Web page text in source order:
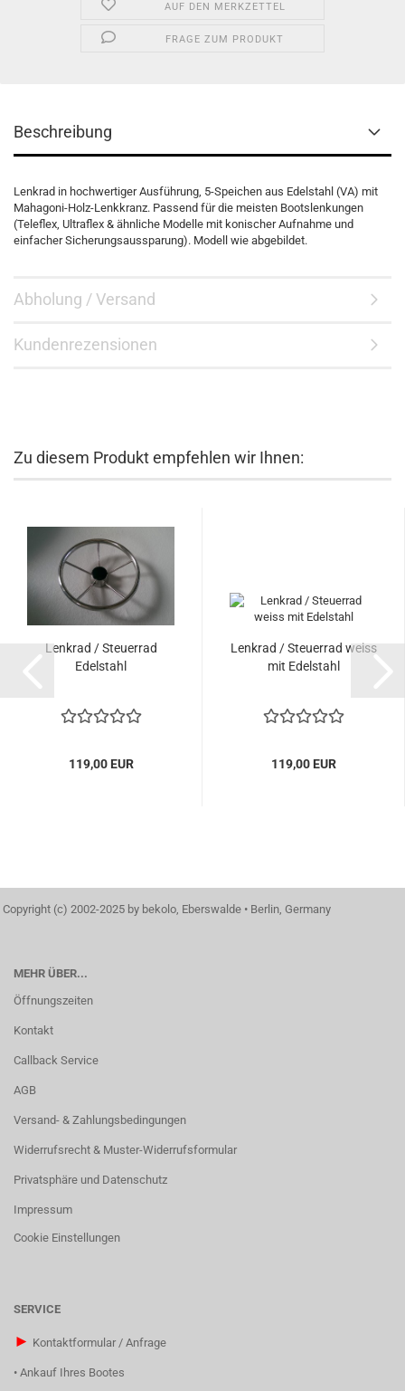
AUF DEN MERKZETTEL
FRAGE ZUM PRODUKT
Beschreibung
Lenkrad in hochwertiger Ausführung, 5-Speichen aus Edelstahl (VA) mit
Mahagoni-Holz-Lenkkranz. Passend für die meisten Bootslenkungen
(Teleflex, Ultraflex & ähnliche Modelle mit konischer Aufnahme und
einfacher Sicherungsaussparung). Modell wie abgebildet.
Abholung / Versand
Kundenrezensionen
Zu diesem Produkt empfehlen wir Ihnen:
Lenkrad / Steuerrad
Edelstahl
119,00 EUR
Lenkrad / Steuerrad weiss
mit Edelstahl
119,00 EUR
Copyright (c) 2002-2025 by bekolo, Eberswalde • Berlin, Germany
MEHR ÜBER...
Öffnungszeiten
Kontakt
Callback Service
AGB
Versand- & Zahlungsbedingungen
Widerrufsrecht & Muster-Widerrufsformular
Privatsphäre und Datenschutz
Impressum
Cookie Einstellungen
SERVICE
► Kontaktformular / Anfrage
• Ankauf Ihres Bootes